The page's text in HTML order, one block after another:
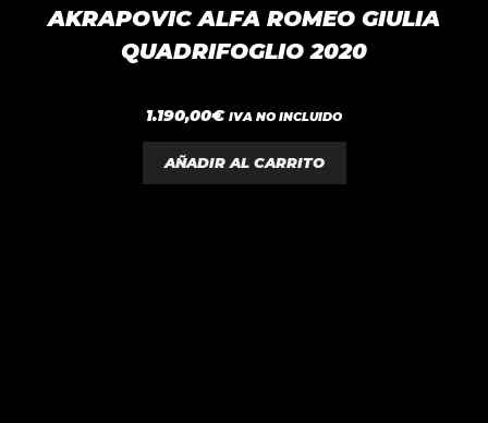
AKRAPOVIC ALFA ROMEO GIULIA
QUADRIFOGLIO 2020
0
d
e
5
1.190,00€ IVA NO INCLUIDO
AÑADIR AL CARRITO